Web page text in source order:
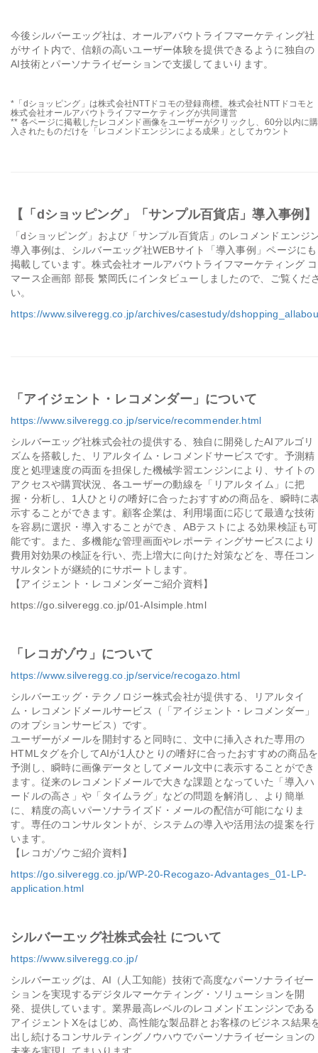
今後シルバーエッグ社は、オールアバウトライフマーケティング社
がサイト内で、信頼の高いユーザー体験を提供できるように独自の
AI技術とパーソナライゼーションで支援してまいります。
*「dショッピング」は株式会社NTTドコモの登録商標。株式会社NTTドコモと
株式会社オールアバウトライフマーケティングが共同運営
** 各ページに掲載したレコメンド画像をユーザーがクリックし、60分以内に購
入されたものだけを「レコメンドエンジンによる成果」としてカウント
【「dショッピング」「サンプル百貨店」導入事例】
「dショッピング」および「サンプル百貨店」のレコメンドエンジ
導入事例は、シルバーエッグ社WEBサイト「導入事例」ページにも
掲載しています。株式会社オールアバウトライフマーケティング コ
マース企画部 部長 繁岡氏にインタビューしましたので、ご覧くだ
い。
https://www.silveregg.co.jp/archives/casestudy/
「アイジェント・レコメンダー」について
https://www.silveregg.co.jp/service/recommender.html
シルバーエッグ社株式会社の提供する、独自に開発したAIアルゴリ
ズムを搭載した、リアルタイム・レコメンドサービスです。予測精
度と処理速度の両面を担保した機械学習エンジンにより、サイトの
アクセスや購買状況、各ユーザーの動線を「リアルタイム」に把
握・分析し、1人ひとりの嗜好に合ったおすすめの商品を、瞬時に
示することができます。顧客企業は、利用場面に応じて最適な技術
を容易に選択・導入することができ、ABテストによる効果検証も可
能です。また、多機能な管理画面やレポーティングサービスにより
費用対効果の検証を行い、売上増大に向けた対策などを、専任コン
サルタントが継続的にサポートします。
【アイジェント・レコメンダーご紹介資料】
https://go.silveregg.co.jp/01-AIsimple.html
「レコガゾウ」について
https://www.silveregg.co.jp/service/recogazo.html
シルバーエッグ・テクノロジー株式会社が提供する、リアルタイ
ム・レコメンドメールサービス（「アイジェント・レコメンダー」
のオプションサービス）です。
ユーザーがメールを開封すると同時に、文中に挿入された専用の
HTMLタグを介してAIが1人ひとりの嗜好に合ったおすすめの商品を
予測し、瞬時に画像データとしてメール文中に表示することができ
ます。従来のレコメンドメールで大きな課題となっていた「導入ハ
ードルの高さ」や「タイムラグ」などの問題を解消し、より簡単
に、精度の高いパーソナライズド・メールの配信が可能になりま
す。専任のコンサルタントが、システムの導入や活用法の提案を行
います。
【レコガゾウご紹介資料】
https://go.silveregg.co.jp/WP-20-Recogazo-Advantages_01-LP-
application.html
シルバーエッグ社株式会社 について
https://www.silveregg.co.jp/
シルバーエッグは、AI（人工知能）技術で高度なパーソナライゼー
ションを実現するデジタルマーケティング・ソリューションを開
発、提供しています。業界最高レベルのレコメンドエンジンである
アイジェントXをはじめ、高性能な製品群とお客様のビジネス結果
出し続けるコンサルティングノウハウでパーソナライゼーションの